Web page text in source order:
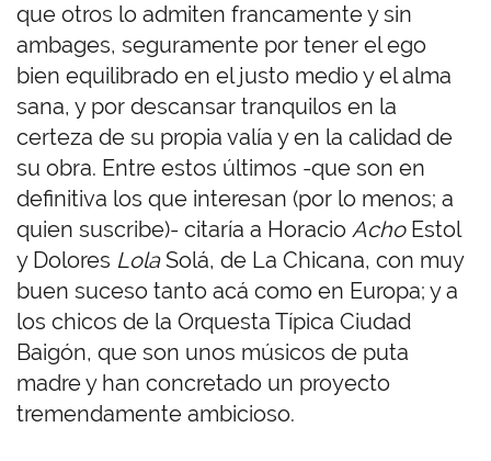
que otros lo admiten francamente y sin
ambages, seguramente por tener el ego
bien equilibrado en el justo medio y el alma
sana, y por descansar tranquilos en la
certeza de su propia valía y en la calidad de
su obra. Entre estos últimos -que son en
definitiva los que interesan (por lo menos; a
quien suscribe)- citaría a Horacio AchoEstol
y Dolores LolaSolá, de La Chicana, con muy
buen suceso tanto acá como en Europa; y a
los chicos de la Orquesta Típica Ciudad
Baigón, que son unos músicos de puta
madre y han concretado un proyecto
tremendamente ambicioso.